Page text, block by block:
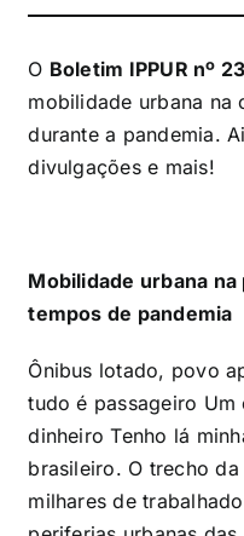
O Boletim IPPUR nº 23
mobilidade urbana na
durante a pandemia.
divulgações e mais!
Mobilidade urbana
tempos de pandemia
Ônibus lotado, povo
tudo é passageiro
dinheiro Tenho lá
brasileiro. O trecho
milhares de